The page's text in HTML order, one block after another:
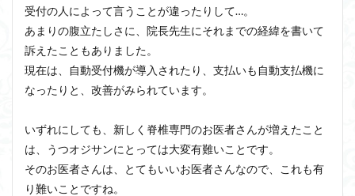
受付の人によって言うことが違ったりして…。
あまりの腹立たしさに、院長先生にそれまでの経緯を書いて
訴えたこともありました。
現在は、自動受付機が導入されたり、支払いも自動支払機に
なったりと、改善がみられています。
いずれにしても、新しく脊椎専門のお医者さんが増えたこと
は、うつオジサンにとっては大変有難いことです。
そのお医者さんは、とてもいいお医者さんなので、これも有
り難いことですね。